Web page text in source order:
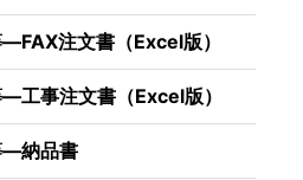
注文書（Excel版）
工事注文書（Excel版）
―納品書